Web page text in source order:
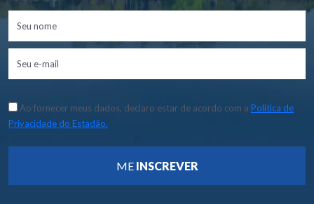
Ao fornecer meus dados, declaro estar de acordo com a Política de
Privacidade do Estadão.
ME INSCREVER